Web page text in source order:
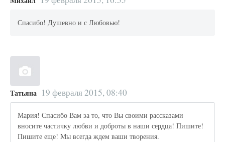
Спасибо! Душевно и с Любовью!
Татьяна 19 февраля 2015, 08:40
Мария! Спасибо Вам за то, что Вы своими рассказами
вносите частичку любви и доброты в наши сердца! Пишите!
Пишите еще! Мы всегда ждем ваши творения.